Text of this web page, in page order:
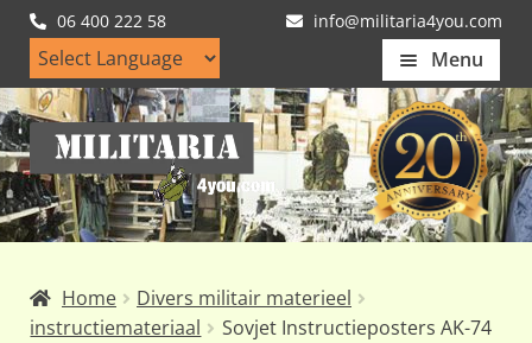
06 400 222 58 info@militaria4you.com
Menu
Home
Artikelen
Nieuws
Klantfotos
Ga
door
naar
navigatie
Ga
naar
de
inhoud
Home
Divers militair materieel
instructiemateriaal
Sovjet Instructieposters AK-74